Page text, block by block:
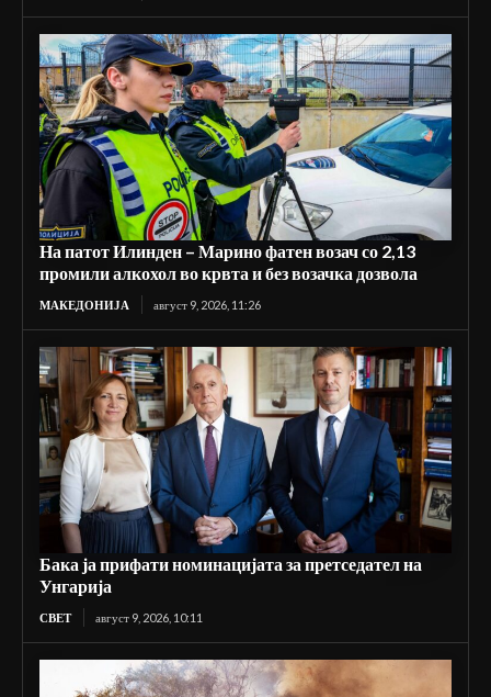
На патот Илинден – Марино фатен возач со 2,13
промили алкохол во крвта и без возачка дозвола
МАКЕДОНИЈА август 9, 2026, 11:26
Бака ја прифати номинацијата за претседател на
Унгарија
СВЕТ август 9, 2026, 10:11